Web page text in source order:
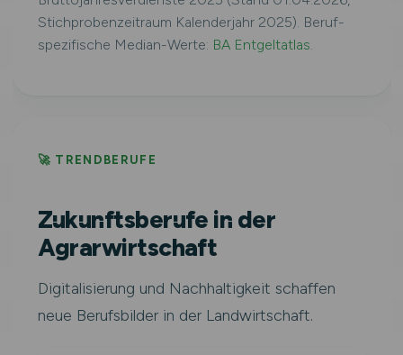
Stichprobenzeitraum Kalenderjahr 2025). Beruf-
spezifische Median-Werte: BA Entgeltatlas.
🚀 TRENDBERUFE
Zukunftsberufe in der
Agrarwirtschaft
Digitalisierung und Nachhaltigkeit schaffen
neue Berufsbilder in der Landwirtschaft.